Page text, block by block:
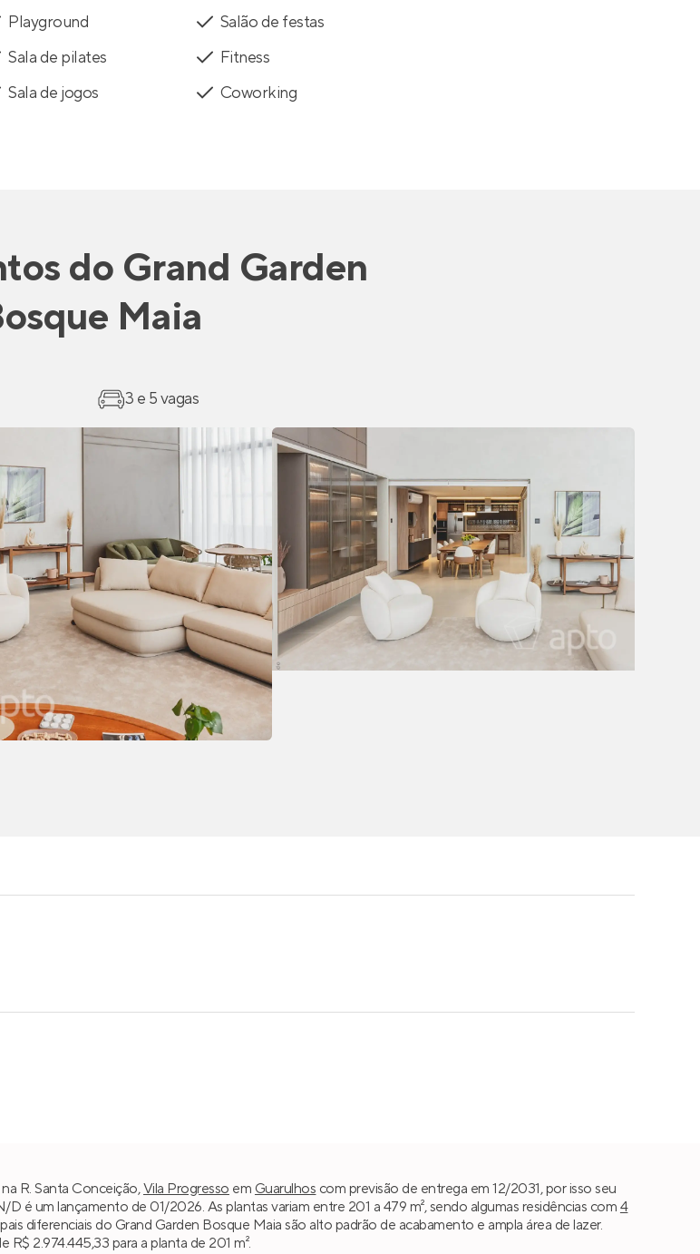
Playground
Salão de festas
Sala de pilates
Fitness
Sala de jogos
Coworking
do Grand Garden
Maia
3 e 5 vagas
R. Santa Conceição,Vila Progresso em Guarulhos com previsão de entrega em 12/2031, por isso seu
é um lançamento de 01/2026. As plantas variam entre 201 a 479 m², sendo algumas residências com 4
diferenciais do Grand Garden Bosque Maia são alto padrão de acabamento e ampla área de lazer.
2.974.445,33 para a planta de 201 m².